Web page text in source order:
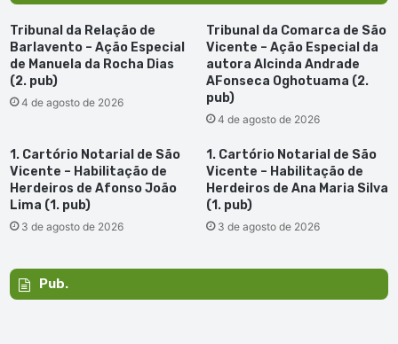
Tribunal da Relação de
Barlavento – Ação Especial
de Manuela da Rocha Dias
(2. pub)
4 de agosto de 2026
Tribunal da Comarca de São
Vicente – Ação Especial da
autora Alcinda Andrade
AFonseca Oghotuama (2.
pub)
4 de agosto de 2026
1. Cartório Notarial de São
Vicente – Habilitação de
Herdeiros de Afonso João
Lima (1. pub)
3 de agosto de 2026
1. Cartório Notarial de São
Vicente – Habilitação de
Herdeiros de Ana Maria Silva
(1. pub)
3 de agosto de 2026
Pub.